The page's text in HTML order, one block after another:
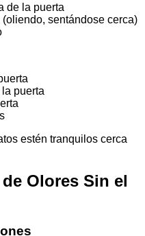
de la puerta
sentándose cerca)
puerta
estén tranquilos cerca
Olores Sin el